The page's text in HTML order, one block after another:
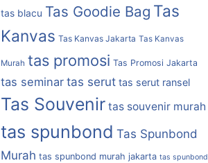
tas blacu Tas Goodie Bag Tas
Kanvas Tas Kanvas Jakarta Tas Kanvas
Murah tas promosi Tas Promosi Jakarta
tas seminar tas serut tas serut ransel
Tas Souvenir tas souvenir murah
tas spunbond Tas Spunbond
Murah tas spunbond murah jakarta tas spunbond